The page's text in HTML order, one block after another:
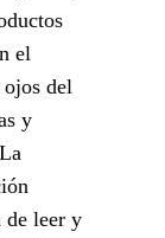
el
del
y
de leer y